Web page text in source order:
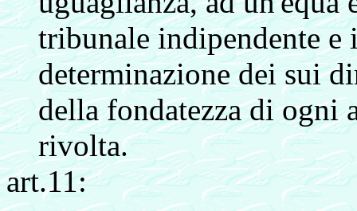
tribunale indipendente
determinazione dei sui
della fondatezza di ogni
rivolta.
art.11: